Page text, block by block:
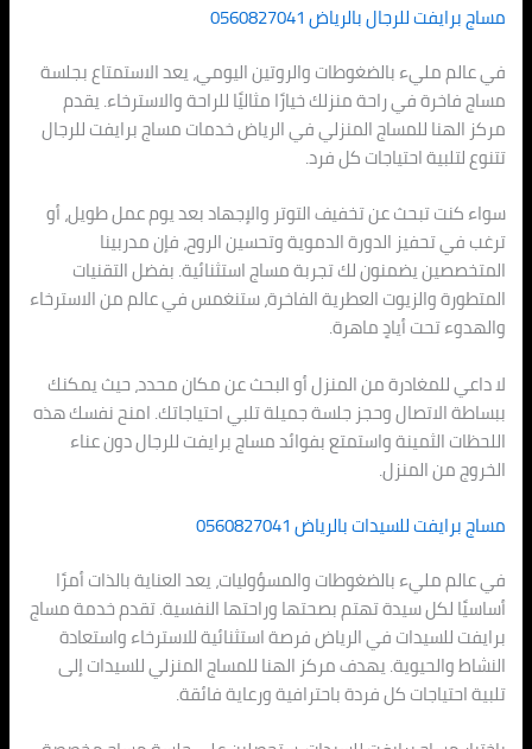
مساج برايفت للرجال بالرياض 0560827041
في عالم مليء بالضغوطات والروتين اليومي، يعد الاستمتاع بجلسة
مساج فاخرة في راحة منزلك خيارًا مثاليًا للراحة والاسترخاء. يقدم
مركز الهنا للمساج المنزلي في الرياض خدمات مساج برايفت للرجال
تتنوع لتلبية احتياجات كل فرد.
سواء كنت تبحث عن تخفيف التوتر والإجهاد بعد يوم عمل طويل، أو
ترغب في تحفيز الدورة الدموية وتحسين الروح، فإن مدربينا
المتخصصين يضمنون لك تجربة مساج استثنائية. بفضل التقنيات
المتطورة والزيوت العطرية الفاخرة، ستنغمس في عالم من الاسترخاء
والهدوء تحت أيادٍ ماهرة.
لا داعي للمغادرة من المنزل أو البحث عن مكان محدد، حيث يمكنك
ببساطة الاتصال وحجز جلسة جميلة تلبي احتياجاتك. امنح نفسك هذه
اللحظات الثمينة واستمتع بفوائد مساج برايفت للرجال دون عناء
الخروج من المنزل.
مساج برايفت للسيدات بالرياض 0560827041
في عالم مليء بالضغوطات والمسؤوليات، يعد العناية بالذات أمرًا
أساسيًا لكل سيدة تهتم بصحتها وراحتها النفسية. تقدم خدمة مساج
برايفت للسيدات في الرياض فرصة استثنائية للاسترخاء واستعادة
النشاط والحيوية. يهدف مركز الهنا للمساج المنزلي للسيدات إلى
تلبية احتياجات كل فردة باحترافية ورعاية فائقة.